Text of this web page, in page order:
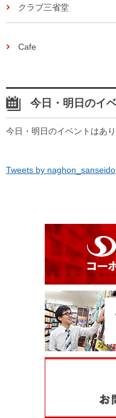
クラブ三省堂
Cafe
今日・明日のイ
今日・明日のイベントはあり
Tweets by naghon_sanseido